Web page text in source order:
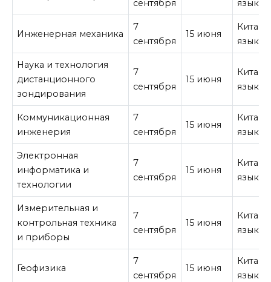
сентября язык
Инженерная механика
7
сентября
15 июня
язык
Наука и технология
дистанционного
зондирования
7
сентября
15 июня
язык
Коммуникационная
инженерия
7
сентября
15 июня
язык
Электронная
информатика и
технологии
7
сентября
15 июня
язык
Измерительная и
контрольная техника
и приборы
7
сентября
15 июня
язык
Геофизика
7
сентября
15 июня
язык